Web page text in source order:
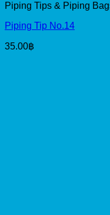
Piping Tips & Piping
Piping Tip No.14
35.00฿